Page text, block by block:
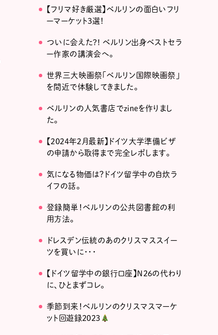
【フリマ好き厳選】ベルリンの面白いフリ
ーマーケット３選！
ついに会えた?! ベルリン出身ベストセラ
ー作家の講演会へ。
世界三大映画祭「ベルリン国際映画祭」
を間近で体験してきました。
ベルリンの人気書店でzineを作りまし
た。
【2024年2月最新】ドイツ大学準備ビザ
の申請から取得まで完全レポします。
気になる物価は？ドイツ留学中の自炊ラ
イフの話。
登録簡単！ベルリンの公共図書館の利
用方法。
ドレスデン伝統のあのクリスマススイー
ツを買いに・・・
【ドイツ留学中の銀行口座】N26の代わり
に、ひとまずコレ。
季節到来！ベルリンのクリスマスマーケ
ット回遊録2023